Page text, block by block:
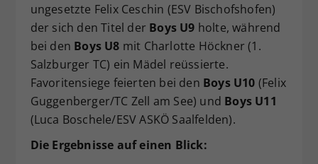
ungesetzte Felix Ceschin (ESV Bischofshofen)
der sich den Titel der Boys U9 holte, während
bei den Boys U8 mit Charlotte Höckner (1.
Salzburger TC) ein Mädel reüssierte.
Favoritensiege feierten bei den Boys U10 (Felix
Guggenberger/TC Zell am See) und Boys U11
(Luca Boschele/ESV ASKÖ Saalfelden).
Die Ergebnisse auf einen Blick: